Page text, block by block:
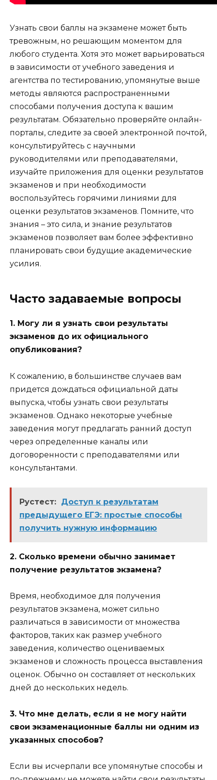
Узнать свои баллы на экзамене может быть
тревожным, но решающим моментом для
любого студента. Хотя это может варьироваться
в зависимости от учебного заведения и
агентства по тестированию, упомянутые выше
методы являются распространенными
способами получения доступа к вашим
результатам. Обязательно проверяйте онлайн-
порталы, следите за своей электронной почтой,
консультируйтесь с научными
руководителями или преподавателями,
изучайте приложения для оценки результатов
экзаменов и при необходимости
воспользуйтесь горячими линиями для
оценки результатов экзаменов. Помните, что
знания – это сила, и знание результатов
экзаменов позволяет вам более эффективно
планировать свои будущие академические
усилия.
Часто задаваемые вопросы
1. Могу ли я узнать свои результаты
экзаменов до их официального
опубликования?
К сожалению, в большинстве случаев вам
придется дождаться официальной даты
выпуска, чтобы узнать свои результаты
экзаменов. Однако некоторые учебные
заведения могут предлагать ранний доступ
через определенные каналы или
договоренности с преподавателями или
консультантами.
Рустест: Доступ к результатам
предыдущего ЕГЭ: простые способы
получить нужную информацию
2. Сколько времени обычно занимает
получение результатов экзамена?
Время, необходимое для получения
результатов экзамена, может сильно
различаться в зависимости от множества
факторов, таких как размер учебного
заведения, количество оцениваемых
экзаменов и сложность процесса выставления
оценок. Обычно он составляет от нескольких
дней до нескольких недель.
3. Что мне делать, если я не могу найти
свои экзаменационные баллы ни одним из
указанных способов?
Если вы исчерпали все упомянутые способы и